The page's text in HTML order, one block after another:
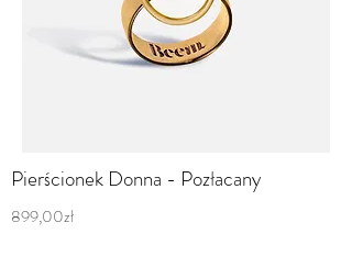
Pierścionek Donna - Pozłacany
899,00zł